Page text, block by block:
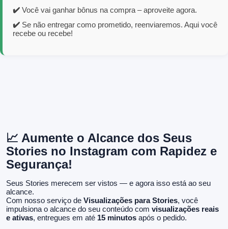
✔️ Você vai ganhar bônus na compra – aproveite agora.
✔️ Se não entregar como prometido, reenviaremos. Aqui você
recebe ou recebe!
📈 Aumente o Alcance dos Seus
Stories no Instagram com Rapidez e
Segurança!
Seus Stories merecem ser vistos — e agora isso está ao seu
alcance.
Com nosso serviço de Visualizações para Stories, você
impulsiona o alcance do seu conteúdo com visualizações reais
e ativas, entregues em até 15 minutos após o pedido.